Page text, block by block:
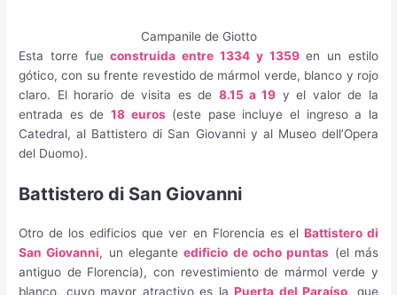
Campanile de Giotto
Esta torre fueconstruida entre 1334 y 1359en un estilo
gótico, con su frente revestido de mármol verde, blanco y rojo
claro. El horario de visita es de 8.15 a 19 y el valor de la
entrada es de 18 euros(este pase incluye el ingreso a la
Catedral, al Battistero di San Giovanni y al Museo dell’Opera
del Duomo).
Battistero di San Giovanni
Otro de los edificios que ver en Florencia es el Battistero di
San Giovanni, un eleganteedificio de ocho puntas (el más
antiguo de Florencia), con revestimiento de mármol verde y
blanco, cuyo mayor atractivo es laPuerta del Paraíso, que